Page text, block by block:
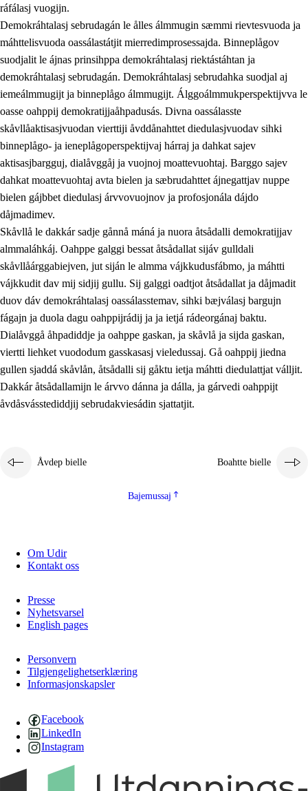
1.3 Lájttális ájádallam ja estetihkalasj diedulasjvuohta
1.4 Dahkamávvo, berustibme ja diehtemvájnogisvuohta
1.5 Vieledus luonnduj ja birásdiedulasjvuohta
Demokratijja ja oassálasstem
ráfálasj vuogijn.
Demokráhtalasj sebrudagán le ålles álmmugin sæmmi rievtesvuoda ja
máhttelisvuoda oassálastátjit mierredimprosessajda. Binneplågov
suodjalit le ájnas prinsihppa demokráhtalasj riektástáhtan ja
demokráhtalasj sebrudagán. Demokráhtalasj sebrudahka suodjal aj
iemeálmmugijt ja binneplågo álmmugijt. Álggoálmmukperspektijvva le
oasse oahppij demokratijjaåhpadusás. Divna oassálasste
skåvllåaktisasjvuodan vierttiji åvddånahttet diedulasjvuodav sihki
binneplågo- ja ieneplågoperspektijvaj hárraj ja dahkat sajev
aktisasjbargguj, dialåvggåj ja vuojnoj moattevuohtaj. Barggo sajev
dahkat moattevuohtaj avta bielen ja sæbrudahttet ájnegattjav nuppe
bielen gájbbet diedulasj árvvovuojnov ja profosjonála dájdo
dåjmadimev.
Skåvllå le dakkár sadje gånnå máná ja nuora åtsådalli demokratijjav
almmaláhkáj. Oahppe galggi bessat åtsådallat sijáv gulldali
skåvllåárggabiejven, jut siján le almma vájkkudusfábmo, ja máhtti
vájkkudit dav mij sidjij gullu. Sij galggi oadtjot åtsådallat ja dåjmadit
duov dáv demokráhtalasj oassálasstemav, sihki bæjválasj bargujn
fágajn ja duola dagu oahppijrádij ja ja ietjá rádeorgánaj baktu.
Dialåvggå åhpadiddje ja oahppe gaskan, ja skåvlå ja sijda gaskan,
viertti liehket vuododum gasskasasj vieledussaj. Gå oahppij jiedna
gullen sjaddá skåvlån, åtsådalli sij gåktu ietja máhtti diedulattjat válljit.
Dakkár åtsådallamijn le árvvo dánna ja dálla, ja gárvedi oahppijt
åvdåsvásstediddjij sebrudakviesádin sjattatjit.
Åvdep bielle Boahtte bielle
Bajemussaj
Om Udir
Kontakt oss
Presse
Nyhetsvarsel
English pages
Personvern
Tilgjengelighetserklæring
Informasjonskapsler
Facebook
LinkedIn
Instagram